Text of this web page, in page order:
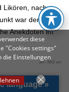
Likören, nach
war der
Anekdoten im
-am- Bild: am
diese
"Cookies settings"
die Einstellungen
Cookies settings
language »